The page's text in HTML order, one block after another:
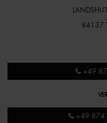
84137
+49
+49